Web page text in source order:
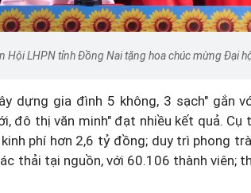
Hội LHPN tỉnh Đồng Nai tặng hoa chúc mừng Đại
dựng gia đình 5 không, 3 sạch" gắn
đô thị văn minh" đạt nhiều kết quả. Cụ
phí hơn 2,6 tỷ đồng; duy trì phong
thải tại nguồn, với 60.106 thành viên;